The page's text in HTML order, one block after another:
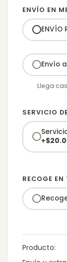
ENVÍO EN
ENVÍO
Envío
Llega
SERVICIO
+$
RECOGE
Producto: